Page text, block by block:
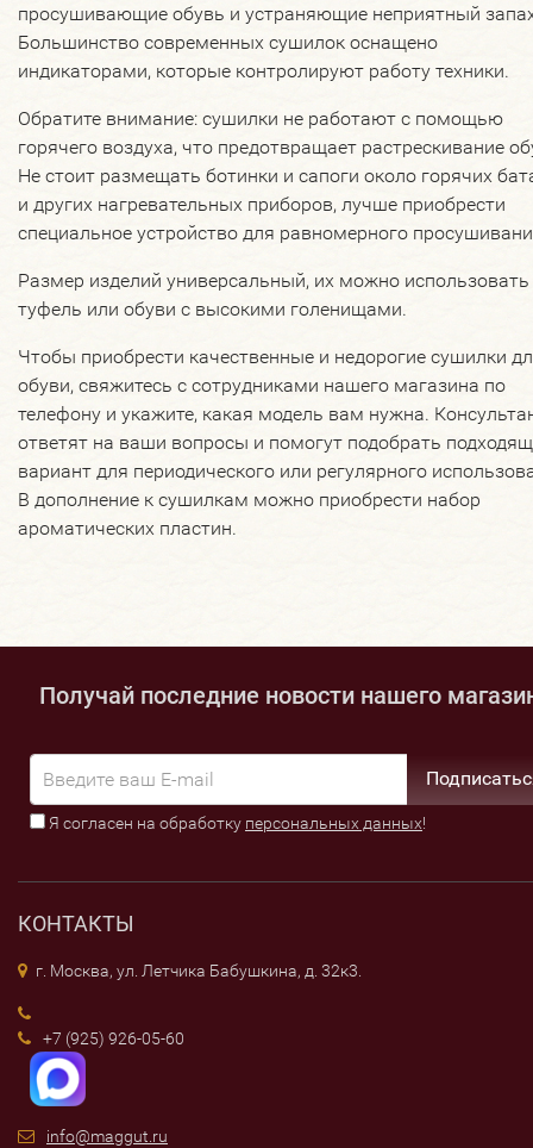
просушивающие обувь и устраняющие неприятный
Большинство современных сушилок оснащено
индикаторами, которые контролируют работу техники.
Обратите внимание: сушилки не работают с помощью
горячего воздуха, что предотвращает растрескивание
Не стоит размещать ботинки и сапоги около горячих
и других нагревательных приборов, лучше приобрести
специальное устройство для равномерного
Размер изделий универсальный, их можно
туфель или обуви с высокими голенищами.
Чтобы приобрести качественные и недорогие сушилки
обуви, свяжитесь с сотрудниками нашего магазина по
телефону и укажите, какая модель вам нужна.
ответят на ваши вопросы и помогут подобрать
вариант для периодического или регулярного
В дополнение к сушилкам можно приобрести набор
ароматических пластин.
Получай последние новости нашего
Я согласен на обработку персональных данных!
КОНТАКТЫ
г. Москва, ул. Летчика Бабушкина, д. 32к3.
+7 (925) 926-05-60
info@maggut.ru